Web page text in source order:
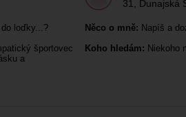
loďky...?
športovec
a
31 Dunajská
Něco o mně: Napíš a
Koho hledám: Niekoho